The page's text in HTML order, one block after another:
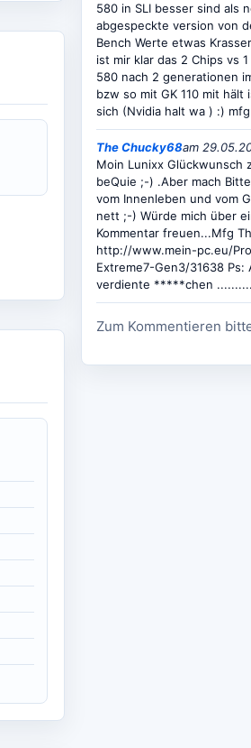
580 in SLI besser sind als
abgespeckte version von
Bench Werte etwas
ist mir klar das 2 Chips vs
580 nach 2 generationen
bzw so mit GK 110 mit
sich (Nvidia halt wa ) :)
The Chucky68am
Moin Lunixx Glückwunsch
beQuie ;-) .Aber mach
vom Innenleben und vom
nett ;-) Würde mich über
Kommentar freuen...Mfg
http://www.mein-pc.eu/
Extreme7-Gen3/31638 Ps:
verdiente *****chen
Zum Kommentieren